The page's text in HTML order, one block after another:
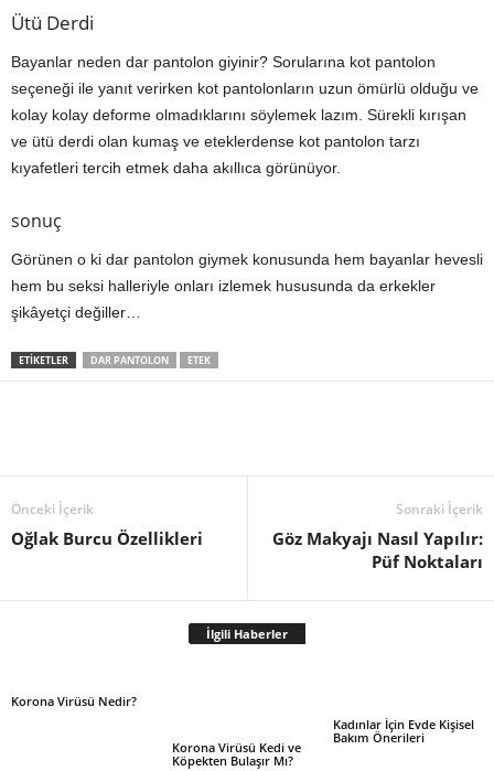
Ütü Derdi
Bayanlar neden dar pantolon giyinir? Sorularına kot pantolon
seçeneği ile yanıt verirken kot pantolonların uzun ömürlü olduğu ve
kolay kolay deforme olmadıklarını söylemek lazım. Sürekli kırışan
ve ütü derdi olan kumaş ve eteklerdense kot pantolon tarzı
kıyafetleri tercih etmek daha akıllıca görünüyor.
sonuç
Görünen o ki dar pantolon giymek konusunda hem bayanlar hevesli
hem bu seksi halleriyle onları izlemek hususunda da erkekler
şikâyetçi değiller…
ETIKETLER DAR PANTOLON ETEK
Önceki İçerik
Oğlak Burcu Özellikleri
Sonraki İçerik
Göz Makyajı Nasıl Yapılır:
Püf Noktaları
İlgili Haberler
Korona Virüsü Nedir?
Korona Virüsü Kedi ve
Köpekten Bulaşır Mı?
Kadınlar İçin Evde Kişisel
Bakım Önerileri